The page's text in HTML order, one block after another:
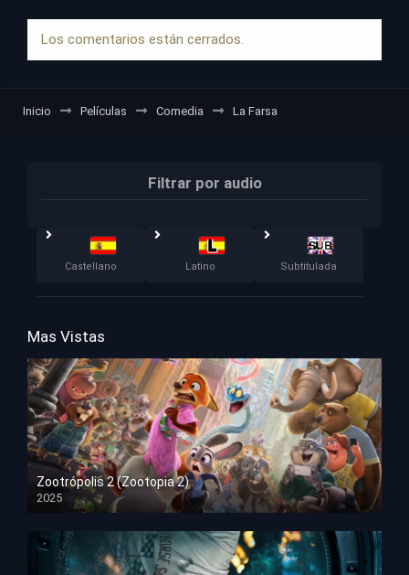
Los comentarios están cerrados.
Inicio Películas Comedia La Farsa
Filtrar por audio
Castellano Latino Subtitulada
Mas Vistas
Zootrópolis 2 (Zootopia 2)
2025
HD 1080p